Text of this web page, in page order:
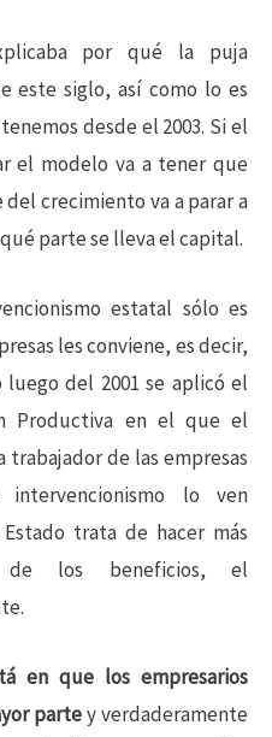
por qué la puja
este siglo, así como lo es
desde el 2003. Si el
el modelo va a tener que
crecimiento va a parar a
parte se lleva el capital.
estatal sólo es
les conviene, es decir,
luego del 2001 se aplicó el
Productiva en el que el
trabajador de las empresas
lo ven
trata de hacer más
los beneficios, el
en que los empresarios
partey verdaderamente